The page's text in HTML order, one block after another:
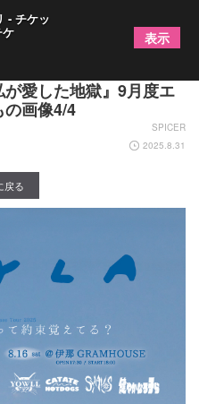
」のミュージックビデ
愛した地獄』9月度エ
の画像4/4
SPICER
2025.8.31
戻る
- チケッ
ケ 表示